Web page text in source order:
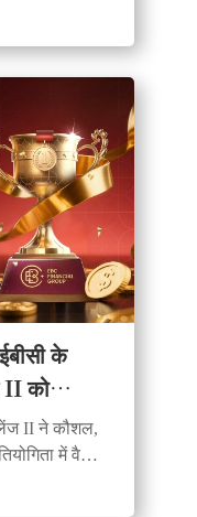
के
II को
II ने कौशल,
में वैश्विक
स्क्वाड और